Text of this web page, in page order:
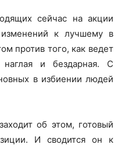
сейчас на акции
изменений к лучшему в
против того, как ведет
наглая и бездарная. С
в избиении людей
об этом, готовый
И сводится он к